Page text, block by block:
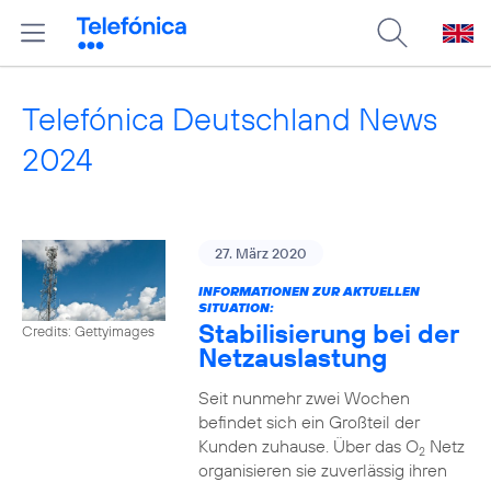
Telefónica Deutschland News
2024
Credits: Gettyimages
27. März 2020
INFORMATIONEN ZUR AKTUELLEN
SITUATION:
Stabilisierung bei der
Netzauslastung
Seit nunmehr zwei Wochen
befindet sich ein Großteil der
Kunden zuhause. Über das O2Netz
organisieren sie zuverlässig ihren